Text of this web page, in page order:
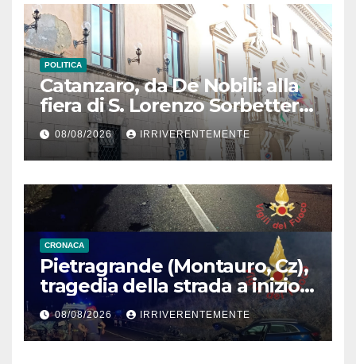
POLITICA
Catanzaro, da De Nobili: alla
fiera di S. Lorenzo Sorbetteria
Calabria Straordinaria e il
cabaret di Procopio
08/08/2026 IRRIVERENTEMENTE
CRONACA
Pietragrande (Montauro, Cz),
tragedia della strada a inizio
secondo weekend estivo.
Morte sulla Ss106
08/08/2026 IRRIVERENTEMENTE